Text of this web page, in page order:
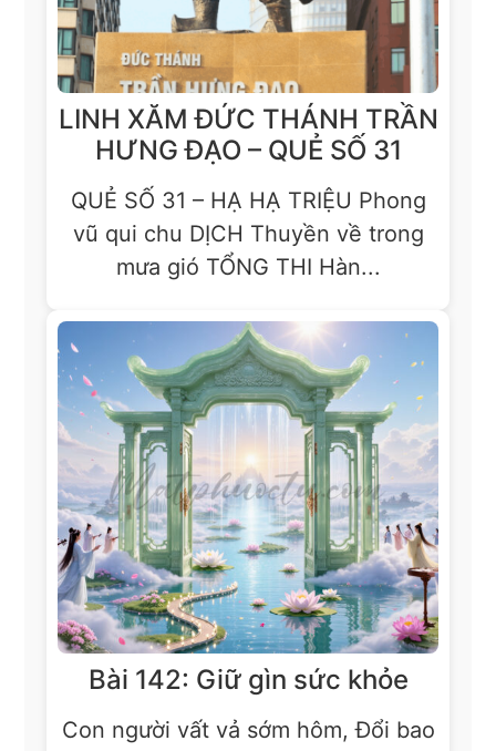
LINH XĂM ĐỨC THÁNH TRẦN
HƯNG ĐẠO – QUẺ SỐ 31
QUẺ SỐ 31 – HẠ HẠ TRIỆU Phong
vũ qui chu DỊCH Thuyền về trong
mưa gió TỔNG THI Hàn...
Bài 142: Giữ gìn sức khỏe
Con người vất vả sớm hôm, Đổi bao